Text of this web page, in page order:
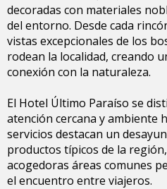
decoradas con materiales
del entorno. Desde cada
vistas excepcionales de los
rodean la localidad, creando
conexión con la naturaleza.
El Hotel Último Paraíso se
atención cercana y ambiente
servicios destacan un
productos típicos de la
acogedoras áreas comunes
el encuentro entre viajeros.